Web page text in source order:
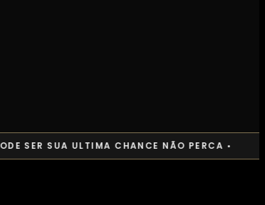
SER SUA ULTIMA CHANCE NÃO PERCA •